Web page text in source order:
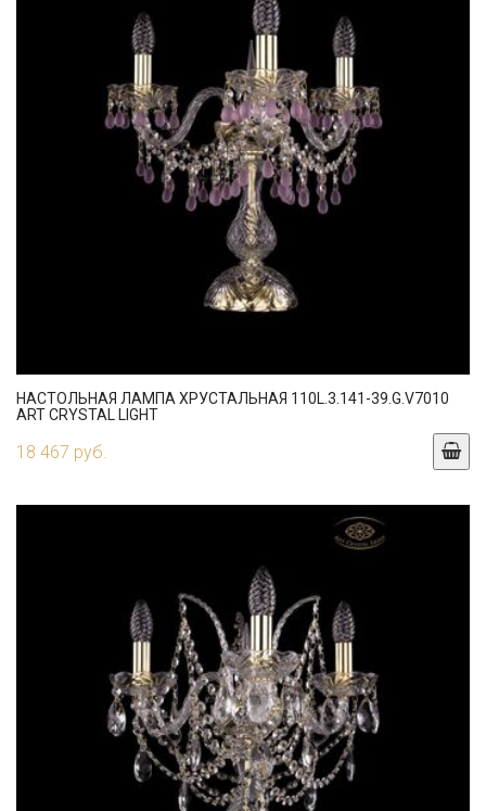
НАСТОЛЬНАЯ ЛАМПА ХРУСТАЛЬНАЯ 110L.3.141-39.G.V7010
ART CRYSTAL LIGHT
18 467 руб.